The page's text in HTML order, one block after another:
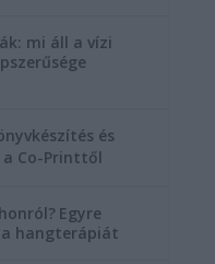
mi áll a vízi
és
Co-Printtől
Egyre
hangterápiát